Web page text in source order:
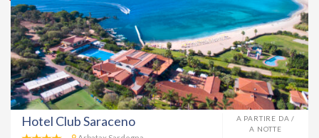
Hotel Club Saraceno
A PARTIRE DA /
A NOTTE